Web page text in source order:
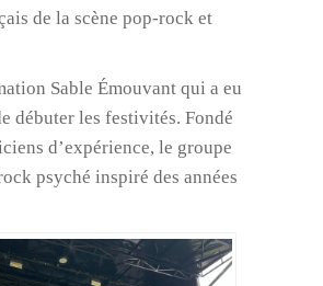
de la scène pop-rock et
Sable Émouvant qui a eu
débuter les festivités. Fondé
d’expérience, le groupe
psyché inspiré des années